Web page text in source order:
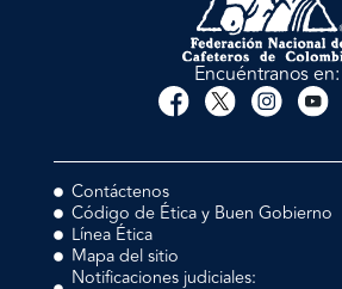
Encuéntranos en:
Contáctenos
Código de Ética y Buen Gobierno
Línea Ética
Mapa del sitio
Notificaciones judiciales: